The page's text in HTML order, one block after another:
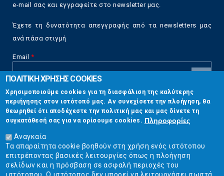
e-mail σας και εγγραφείτε στο newsletter μας.
Έχετε τη δυνατότητα απεγγραφής από τα newsletters μας
ανά πάσα στιγμή
Email *
CAPTCHA
This
question is
for testing
whether or
not you are a
human visitor
and to
prevent
automated
Επικοινωνία
Στουρνάρη 17, Αθήνα 10683
2103304444
info@ekpizo.gr
ΠΟΛΙΤΙΚΗ ΧΡΗΣΗΣ COOKIES
Χρησιμοποιούμε cookies για τη διασφάλιση της καλύτερης
περιήγησης στον ιστότοπό μας. Αν συνεχίσετε την πλοήγηση, θα
θεωρηθεί ότι αποδέχεστε την πολιτική μας και μας δίνετε τη
συγκατάθεσή σας για να ορίσουμε cookies. Πληροφορίες
Αναγκαία
Τα απαραίτητα cookie βοηθούν στη χρήση ενός ιστότοπου
επιτρέποντας βασικές λειτουργίες όπως η πλοήγηση
σελίδων και η πρόσβαση σε ασφαλή περιοχές του